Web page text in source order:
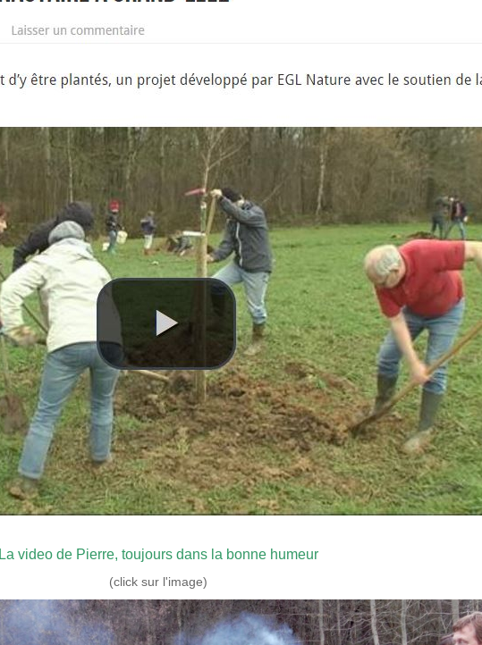
La video de Pierre, toujours dans la bonne humeur
(click sur l'image)